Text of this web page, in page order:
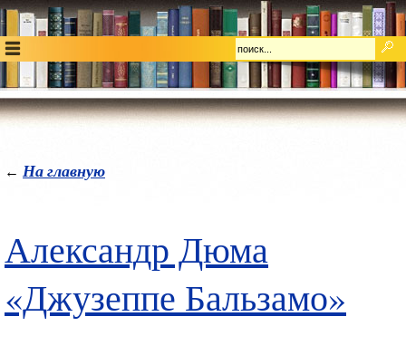
← На главную
Александр Дюма
«Джузеппе Бальзамо»